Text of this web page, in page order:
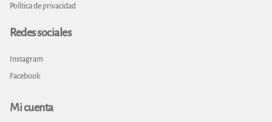
Política de privacidad
Redes sociales
Instagram
Facebook
Mi cuenta